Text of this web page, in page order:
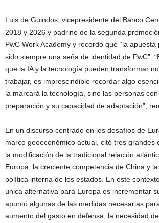
Luis de Guindos, vicepresidente del Banco
2018 y 2026 y padrino de la segunda
PwC Work Academy y recordó que “la
sido siempre una seña de identidad de PwC”.
que la IA y la tecnología pueden transformar
trabajar, es imprescindible recordar algo
la marcará la tecnología, sino las personas
preparación y su capacidad de adaptación”,
En un discurso centrado en los desafíos de
marco geoeconómico actual, citó tres grandes
la modificación de la tradicional relación
Europa, la creciente competencia de China y
política interna de los estados. En este
única alternativa para Europa es incrementar
apuntó algunas de las medidas necesarias
aumento del gasto en defensa, la necesidad